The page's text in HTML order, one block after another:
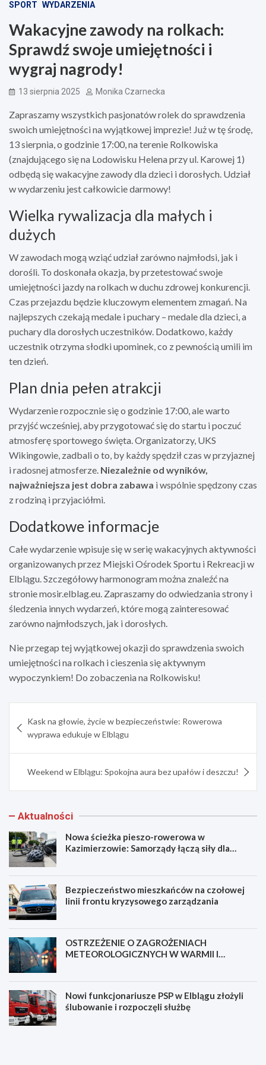
SPORT WYDARZENIA
Wakacyjne zawody na rolkach:
Sprawdź swoje umiejętności i
wygraj nagrody!
13 sierpnia 2025 Monika Czarnecka
Zapraszamy wszystkich pasjonatów rolek do sprawdzenia
swoich umiejętności na wyjątkowej imprezie! Już w tę środę,
13 sierpnia, o godzinie 17:00, na terenie Rolkowiska
(znajdującego się na Lodowisku Helena przy ul. Karowej 1)
odbędą się wakacyjne zawody dla dzieci i dorosłych. Udział
w wydarzeniu jest całkowicie darmowy!
Wielka rywalizacja dla małych i
dużych
W zawodach mogą wziąć udział zarówno najmłodsi, jak i
dorośli. To doskonała okazja, by przetestować swoje
umiejętności jazdy na rolkach w duchu zdrowej konkurencji.
Czas przejazdu będzie kluczowym elementem zmagań. Na
najlepszych czekają medale i puchary – medale dla dzieci, a
puchary dla dorosłych uczestników. Dodatkowo, każdy
uczestnik otrzyma słodki upominek, co z pewnością umili im
ten dzień.
Plan dnia pełen atrakcji
Wydarzenie rozpocznie się o godzinie 17:00, ale warto
przyjść wcześniej, aby przygotować się do startu i poczuć
atmosferę sportowego święta. Organizatorzy, UKS
Wikingowie, zadbali o to, by każdy spędził czas w przyjaznej
i radosnej atmosferze. Niezależnie od wyników,
najważniejsza jest dobra zabawa i wspólnie spędzony czas
z rodziną i przyjaciółmi.
Dodatkowe informacje
Całe wydarzenie wpisuje się w serię wakacyjnych aktywności
organizowanych przez Miejski Ośrodek Sportu i Rekreacji w
Elblągu. Szczegółowy harmonogram można znaleźć na
stronie mosir.elblag.eu. Zapraszamy do odwiedzania strony i
śledzenia innych wydarzeń, które mogą zainteresować
zarówno najmłodszych, jak i dorosłych.
Nie przegap tej wyjątkowej okazji do sprawdzenia swoich
umiejętności na rolkach i cieszenia się aktywnym
wypoczynkiem! Do zobaczenia na Rolkowisku!
wpisu
Kask na głowie, życie w bezpieczeństwie: Rowerowa
wyprawa edukuje w Elblągu
Weekend w Elblągu: Spokojna aura bez upałów i deszczu!
Aktualności
Nowa ścieżka pieszo-rowerowa w
Kazimierzowie: Samorządy łączą siły dla
Bezpieczeństwo mieszkańców na czołowej
linii frontu kryzysowego zarządzania
OSTRZEŻENIE O ZAGROŻENIACH
METEOROLOGICZNYCH W WARMII I
Nowi funkcjonariusze PSP w Elblągu złożyli
ślubowanie i rozpoczęli służbę
N
B